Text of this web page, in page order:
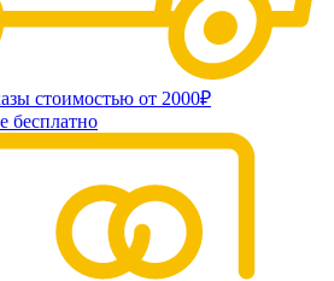
стоимостью от 2000₽
бесплатно